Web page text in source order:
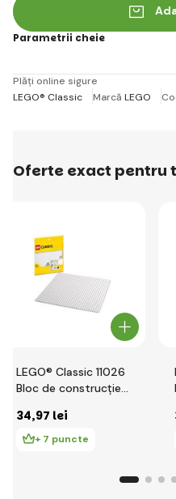
Parametrii cheie
Plăți online sigure
LEGO® Classic
Marcă LEGO
Oferte exact pentru
LEGO® Classic 11026
Bloc de construcție
34,97 lei
+ 7 puncte